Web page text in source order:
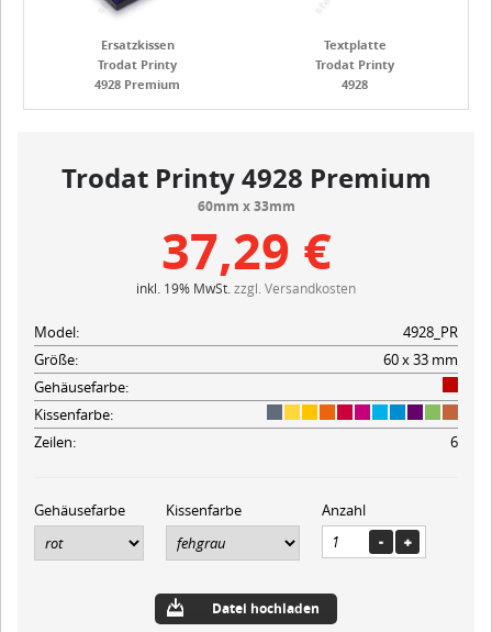
Textplatte
Trodat Printy
4928
Ersatzkissen
Trodat Printy
4928 Premium
Trodat Printy 4928 Premium
60mm x 33mm
37,29 €
inkl. 19% MwSt. zzgl. Versandkosten
Model:
4928_PR
Größe:
60 x 33 mm
Gehäusefarbe:
Kissenfarbe:
Zeilen:
6
Gehäusefarbe Kissenfarbe Anzahl
Datei hochladen